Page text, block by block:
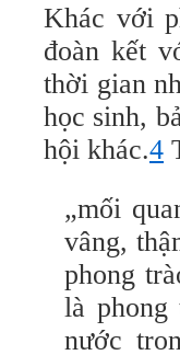
Khác với
đoàn kết
thời gian
học sinh,
hội khác.4
„mối
vâng,
phong
là phong
nước